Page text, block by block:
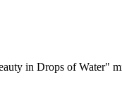
in Drops of Water"